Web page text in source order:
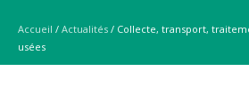
Accueil / Actualités / Collecte, transport,
usées